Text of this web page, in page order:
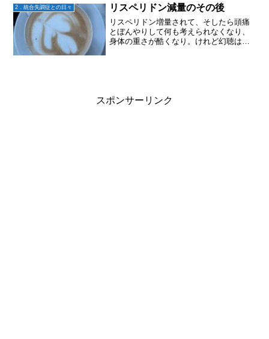
るから。なのにもやもや。...
2．統合失調症との日々 リスペリドン減量のその後
リスペリドン増量されて、そしたら頭痛
とぼんやりして何も考えられなくなり、
身体の重さが酷くなり。けれど幻聴はあ
スポンサーリンク